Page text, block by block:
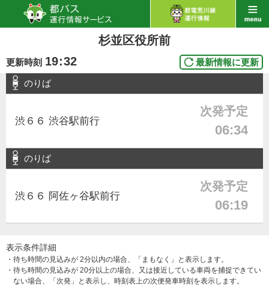
杉並区役所前
更新時刻 19:32 最新情報に更新
のりば
渋６６ 渋谷駅前行
次発予定
06:34
のりば
渋６６ 阿佐ヶ谷駅前行
次発予定
06:19
表示条件詳細
・待ち時間の見込みが 2分以内の場合、「まもなく」と表示します。
・待ち時間の見込みが 20分以上の場合、又は接近している車両を捕捉できてい
ない場合、「次発」と表示し、時刻表上の次便発車時刻を表示します。